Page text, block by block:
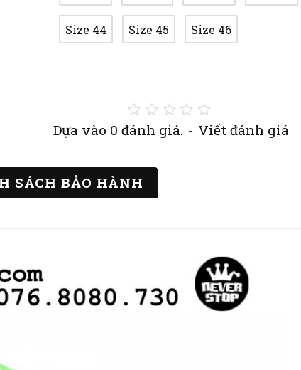
Dựa vào 0 đánh giá. - Viết đánh giá
Size 44 Size 45 Size 46
SÁCH BẢO HÀNH